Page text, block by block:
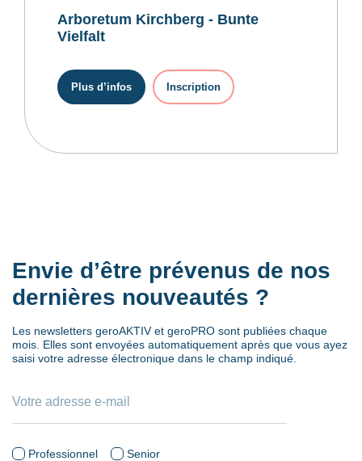
Arboretum Kirchberg - Bunte
Vielfalt
Plus d’infos Inscription
Envie d’être prévenus de nos
dernières nouveautés ?
Les newsletters geroAKTIV et geroPRO sont publiées chaque
mois. Elles sont envoyées automatiquement après que vous ayez
saisi votre adresse électronique dans le champ indiqué.
Professionnel
Senior